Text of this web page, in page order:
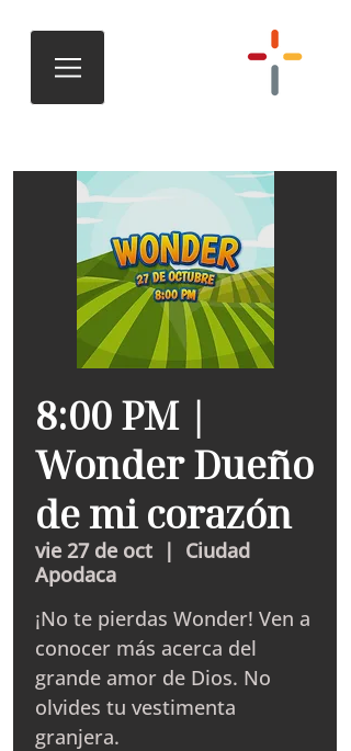
8:00 PM |
Wonder Dueño
de mi corazón
vie 27 de oct
  |
Ciudad
Apodaca
¡No te pierdas Wonder! Ven a
conocer más acerca del
grande amor de Dios. No
olvides tu vestimenta
granjera.